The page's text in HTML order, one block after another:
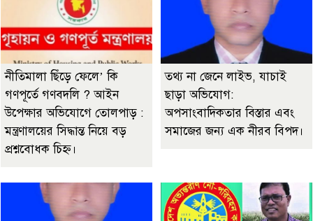
নীতিমালা ছিঁড়ে ফেলে’ কি
গণপূর্তে গণবদলি ? আইন
উপেক্ষার অভিযোগে তোলপাড় :
মন্ত্রণালয়ের সিদ্ধান্ত নিয়ে বড়
প্রশ্নবোধক চিহ্ন।
তথ্য না জেনে লাইভ, যাচাই
ছাড়া অভিযোগ:
অপসাংবাদিকতার বিস্তার এবং
সমাজের জন্য এক নীরব বিপদ।